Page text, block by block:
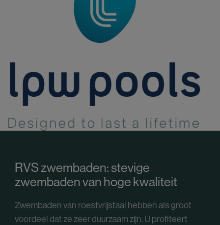
RVS zwembaden: stevige
zwembaden van hoge kwaliteit
Zwembaden van roestvrijstaal hebben als groot
voordeel dat ze zeer duurzaam zijn. U profiteert